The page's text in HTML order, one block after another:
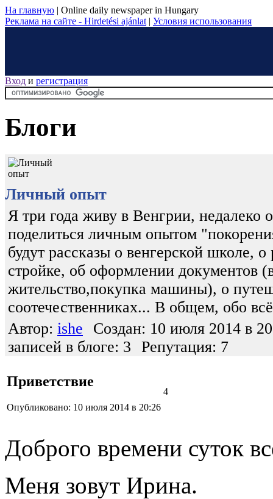
На главную | Online daily newspaper in Hungary
Реклама на сайте - Hirdetési ajánlat | Условия использования
Вход и регистрация
Блоги
Личный опыт
Я три года живу в Венгрии, недалеко
поделиться личным опытом
будут рассказы о венгерской школе, о
стройке, об оформлении документов
жительство,покупка машины), о
соотечественниках... В общем, обо
Автор: ishe
Создан: 10 июля 2014 в
записей в блоге: 3
Репутация: 7
Приветствие
Опубликовано: 10 июля 2014 в 20:26
4
Доброго времени суток
Меня зовут Ирина.